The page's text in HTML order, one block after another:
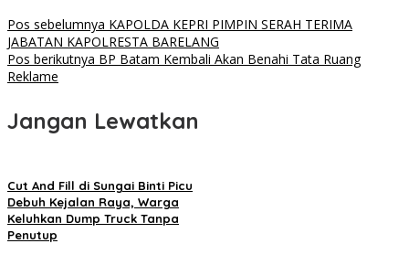
Pos sebelumnya KAPOLDA KEPRI PIMPIN SERAH TERIMA
JABATAN KAPOLRESTA BARELANG
Pos berikutnya BP Batam Kembali Akan Benahi Tata Ruang
Reklame
Jangan Lewatkan
Cut And Fill di Sungai Binti Picu
Debuh Kejalan Raya, Warga
Keluhkan Dump Truck Tanpa
Penutup